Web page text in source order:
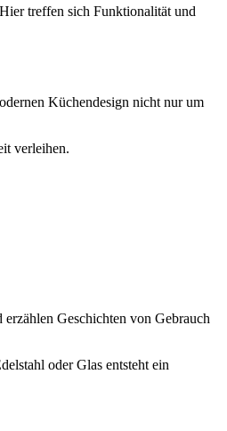
treffen sich Funktionalität und
Küchendesign nicht nur um
verleihen.
Geschichten von Gebrauch
oder Glas entsteht ein